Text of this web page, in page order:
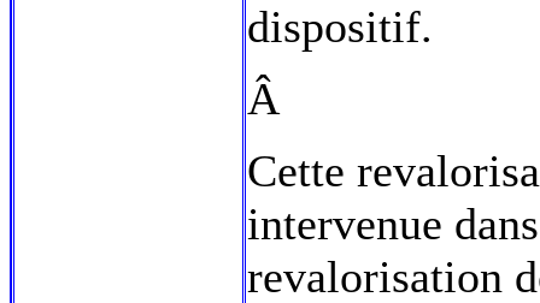
dispositif.
Â
Cette
intervenue
revalorisation